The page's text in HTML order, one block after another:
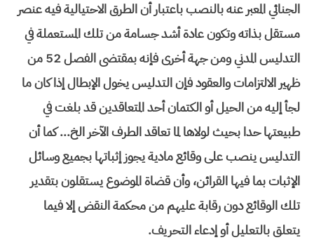
الجنائي المعبر عنه بالنصب باعتبار أن الطرق الاحتيالية فيه عنصر
مستقل بذاته وتكون عادة أشد جسامة من تلك المستعملة في
التدليس المدني ومن جهة أخرى فإنه بمقتضى الفصل 52 من
ظهير الالتزامات والعقود فإن التدليس يخول الإبطال إذا كان ما
لجأ إليه من الحيل أو الكتمان أحد المتعاقدين قد بلغت في
طبيعتها حدا بحيث لولاها لما تعاقد الطرف الآخر الخ... كما أن
التدليس ينصب على وقائع مادية يجوز إثباتها بجميع وسائل
الإثبات بما فيها القرائن، وأن قضاة الموضوع يستقلون بتقدير
تلك الوقائع دون رقابة عليهم من محكمة النقض إلا فيما
يتعلق بالتعليل أو إدعاء التحريف.